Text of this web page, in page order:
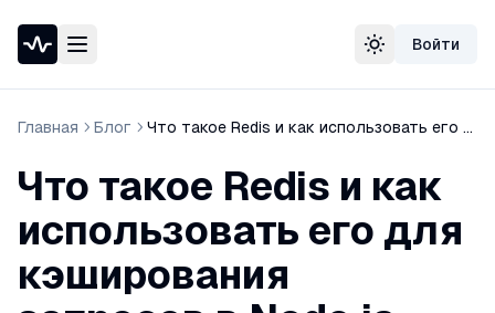
Проверка доступности сайта
Whois домена
Проверка порта
Проверка в реестре РКН
Сменить тему
Войти
Главная Блог Что такое Redis и как использовать его для кэширования запросов в Node.js
Что такое Redis и как
использовать его для
кэширования